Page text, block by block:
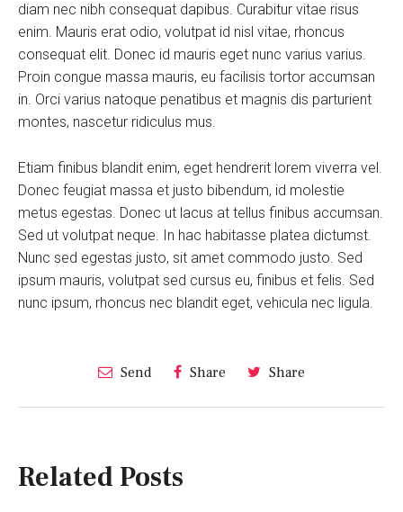
diam nec nibh consequat dapibus. Curabitur vitae risus
enim. Mauris erat odio, volutpat id nisl vitae, rhoncus
consequat elit. Donec id mauris eget nunc varius varius.
Proin congue massa mauris, eu facilisis tortor accumsan
in. Orci varius natoque penatibus et magnis dis parturient
montes, nascetur ridiculus mus.
Etiam finibus blandit enim, eget hendrerit lorem viverra vel.
Donec feugiat massa et justo bibendum, id molestie
metus egestas. Donec ut lacus at tellus finibus accumsan.
Sed ut volutpat neque. In hac habitasse platea dictumst.
Nunc sed egestas justo, sit amet commodo justo. Sed
ipsum mauris, volutpat sed cursus eu, finibus et felis. Sed
nunc ipsum, rhoncus nec blandit eget, vehicula nec ligula.
Send Share Share
Related Posts